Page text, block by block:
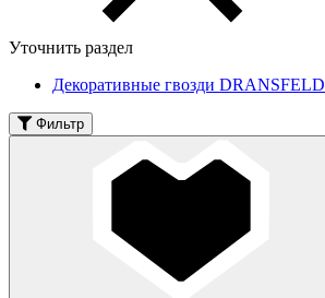
Уточнить раздел
Декоративные гвозди DRANSFELD
Фильтр